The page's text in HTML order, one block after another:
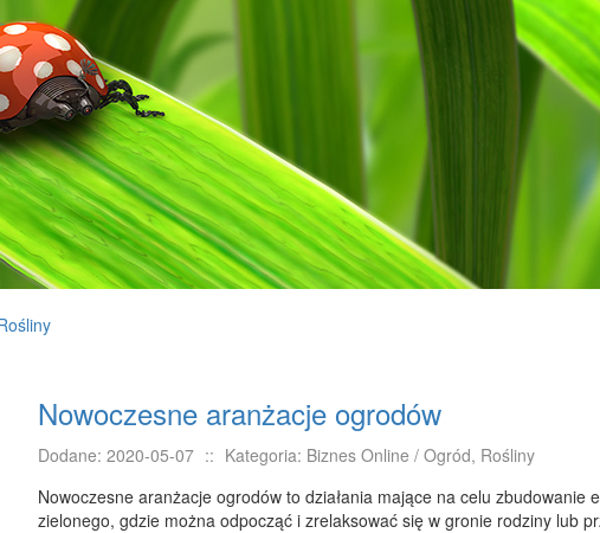
Nowoczesne aranżacje ogrodów
Dodane: 2020-05-07 :: Kategoria: Biznes Online / Ogród, Rośliny
Nowoczesne aranżacje ogrodów to działania mające na celu zbudowanie
zielonego, gdzie można odpocząć i zrelaksować się w gronie rodziny lub